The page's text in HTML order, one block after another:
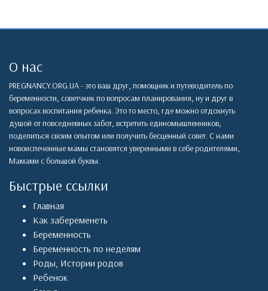
О нас
PREGNANCY.ORG.UA - это ваш друг, помощник и путеводитель по
беременности, советчкик по вопросам планирования, ну и друг в
вопросах воспитания ребенка. Это то место, где можно отдохнуть
душой от повседневных забот, встретить единомышленников,
поделиться своим опытом или получить бесценный совет. С нами
новоиспеченные мамы становятся уверенными в себе родителями,
Мамами с большой буквы.
Быстрые ссылки
Главная
Как забеременеть
Беременность
Беременность по неделям
Роды, Истории родов
Ребенок